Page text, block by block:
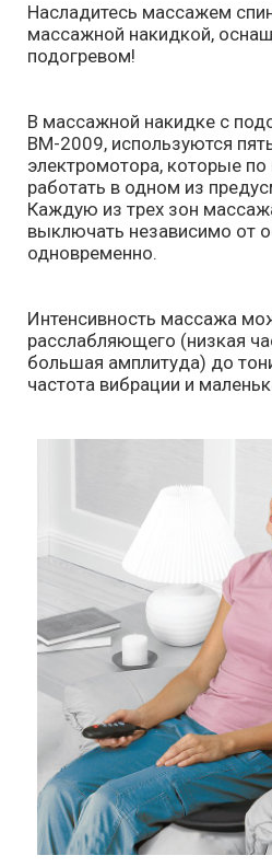
Насладитесь массажем
массажной накидкой,
подогревом!
В массажной накидке с
BM-2009, используются
электромотора, которые
работать в одном из
Каждую из трех зон
выключать независимо от
одновременно.
Интенсивность массажа
расслабляющего (низкая
большая амплитуда) до
частота вибрации и